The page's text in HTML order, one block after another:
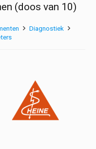
(doos van 10)
Diagnostiek